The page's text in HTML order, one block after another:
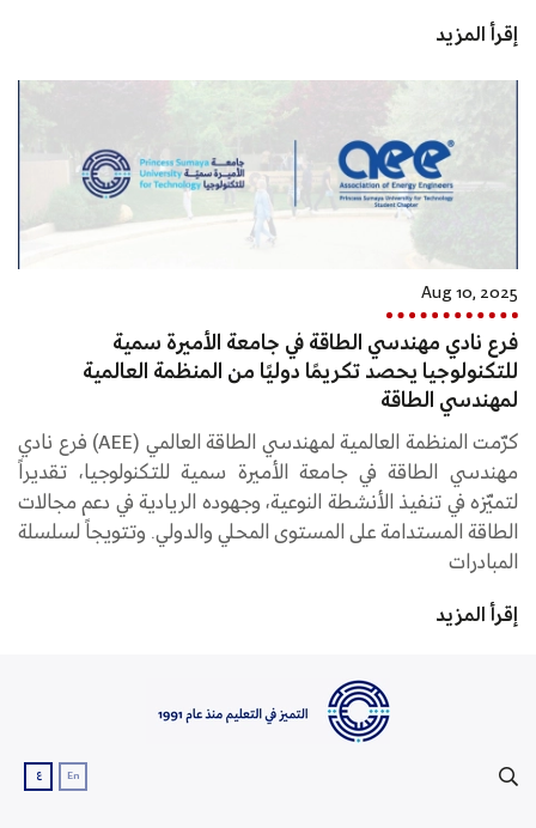
إقرأ المزيد
Aug 10, 2025
فرع نادي مهندسي الطاقة في جامعة الأميرة سمية
للتكنولوجيا يحصد تكريمًا دوليًا من المنظمة العالمية
لمهندسي الطاقة
كرّمت المنظمة العالمية لمهندسي الطاقة العالمي (AEE) فرع نادي
مهندسي الطاقة في جامعة الأميرة سمية للتكنولوجيا، تقديراً
لتميّزه في تنفيذ الأنشطة النوعية، وجهوده الريادية في دعم مجالات
الطاقة المستدامة على المستوى المحلي والدولي. وتتويجاً لسلسلة
المبادرات
إقرأ المزيد
En ع